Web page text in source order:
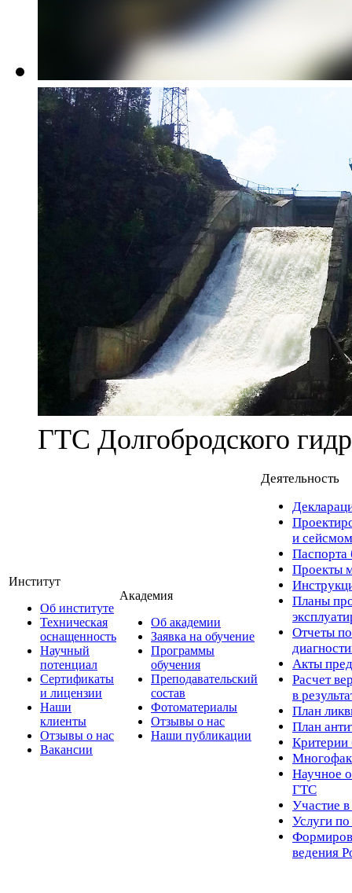
ГТС Долгобродского
Институт
Об институте
Техническая
оснащенность
Научный
потенциал
Сертификаты
и лицензии
Наши
клиенты
Отзывы о нас
Вакансии
Академия
Об академии
Заявка на обучение
Программы
обучения
Преподавательский
состав
Фотоматериалы
Отзывы о нас
Наши публикации
Деятельность
и
Паспорта
Проекты
Планы
Отчеты по
Акты
Расчет
в
План
План
Критерии
Научное
ГТС
Участие
Услуги
ведения